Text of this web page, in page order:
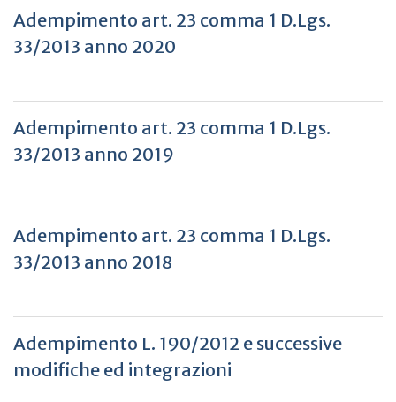
Adempimento art. 23 comma 1 D.Lgs.
33/2013 anno 2020
Adempimento art. 23 comma 1 D.Lgs.
33/2013 anno 2019
Adempimento art. 23 comma 1 D.Lgs.
33/2013 anno 2018
Adempimento L. 190/2012 e successive
modifiche ed integrazioni